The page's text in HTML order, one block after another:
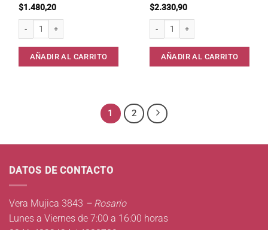
$1.480,20
Cinta de Enmascarar 18mm x 40 mts Fijapel cantidad
AÑADIR AL CARRITO
$2.330,90
Cinta Embalar Marron 48x80
AÑADIR AL CARRITO
1 2
DATOS DE CONTACTO
Vera Mujica 3843 – Rosario
Lunes a Viernes de 7:00 a 16:00 horas